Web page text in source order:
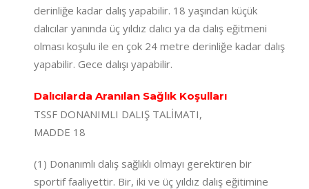
derinliğe kadar dalış yapabilir. 18 yaşından küçük
dalıcılar yanında üç yıldız dalıcı ya da dalış eğitmeni
olması koşulu ile en çok 24 metre derinliğe kadar dalış
yapabilir. Gece dalışı yapabilir.
Dalıcılarda Aranılan Sağlık Koşulları
TSSF DONANIMLI DALIŞ TALİMATI,
MADDE 18
(1) Donanımlı dalış sağlıklı olmayı gerektiren bir
sportif faaliyettir. Bir, iki ve üç yıldız dalış eğitimine